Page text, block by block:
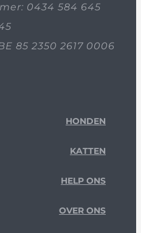
0434 584 645
85 2350 2617 0006
HONDEN
KATTEN
HELP ONS
OVER ONS